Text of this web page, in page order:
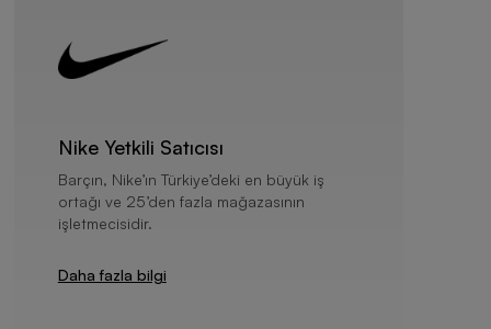
Nike Yetkili Satıcısı
Barçın, Nike’ın Türkiye’deki en büyük iş
ortağı ve 25’den fazla mağazasının
işletmecisidir.
Daha fazla bilgi